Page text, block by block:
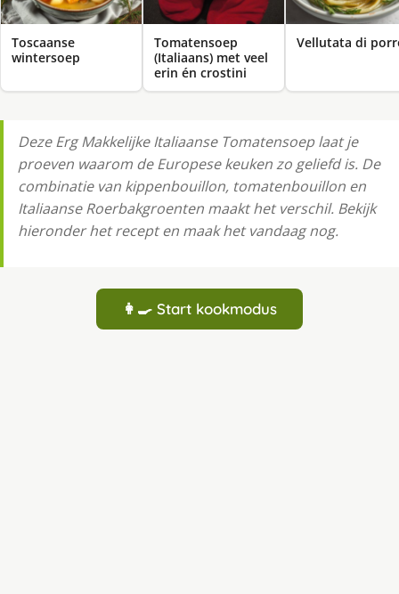
Toscaanse
wintersoep
Tomatensoep
(Italiaans) met veel
erin én crostini
Vellutata di
Deze Erg Makkelijke Italiaanse Tomatensoep laat je
proeven waarom de Europese keuken zo geliefd is. De
combinatie van kippenbouillon, tomatenbouillon en
Italiaanse Roerbakgroenten maakt het verschil. Bekijk
hieronder het recept en maak het vandaag nog.
👩‍🍳 Start kookmodus